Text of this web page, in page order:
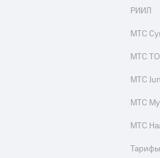
РИИЛ
МТС
МТС
МТС
МТС
МТС